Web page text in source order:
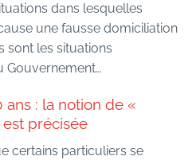
dans lesquelles
une fausse domiciliation
sont les situations
Gouvernement…
ans : la notion de «
précisée
certains particuliers se